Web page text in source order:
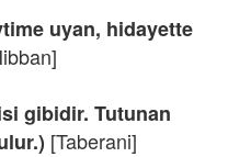
uyan, hidayette
gibidir. Tutunan
[Taberani]